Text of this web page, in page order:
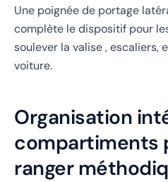
Une poignée de portage
complète le dispositif pour
soulever la valise , escaliers,
voiture.
Organisation
compartiments
ranger